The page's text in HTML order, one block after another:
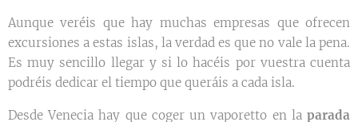
Aunque veréis que hay muchas empresas que ofrecen
excursiones a estas islas, la verdad es que no vale la pena.
Es muy sencillo llegar y si lo hacéis por vuestra cuenta
podréis dedicar el tiempo que queráis a cada isla.
Desde Venecia hay que coger un vaporetto en la parada